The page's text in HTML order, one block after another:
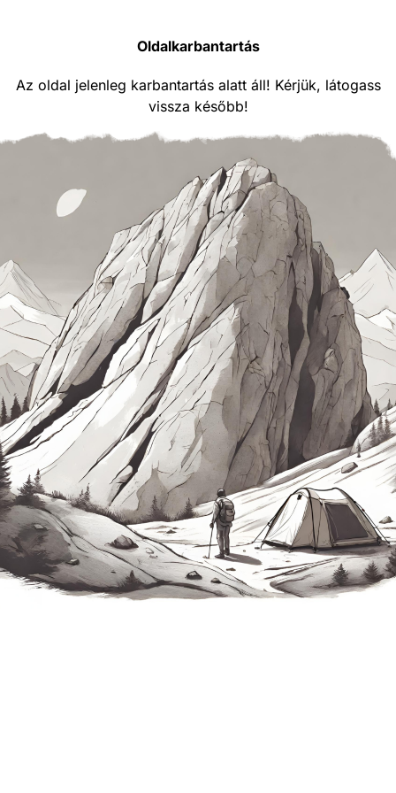
Oldalkarbantartás
Az oldal jelenleg karbantartás alatt áll! Kérjük, látogass
vissza később!